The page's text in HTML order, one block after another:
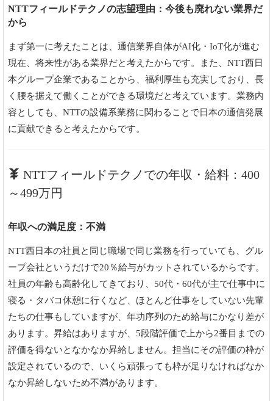
NTTフィールドテクノの志望理由：今後も廃れない業界だ
から
まず第一に考えたことは、通信業界自体がAI化・IoT化が進む
現在、将来性がある業界だと考えたからです。また、NTT西日
本グループ企業であることから、福利厚生も充実しており、長
く腰を据えて働くことができる環境だと考えています。業務内
容としても、NTTの設備系業務に関わることで日本の通信発展
に貢献できると考えたからです。
NTTフィールドテクノでの年収・給料：400
～499万円
年収への満足度：不満
NTT西日本の社員と同じ職場で同じ業務を行っていても、グル
ープ会社というだけで20％給与がカットされているからです。
社員の年齢も高齢化してきており、50代・60代が主で仕事中に
寝る・タバコ休憩に行くなど、ほとんど仕事をしていない先輩
たちの仕事もしていますが、年功序列のため給与にかなり差が
あります。昇給はありますが、5段階評価で上から2番目までの
評価を得ないとなかなか昇給しません。担当にその評価の枠が
設定されているので、いくら頑張っても枠が足りなければなか
なか昇給しないため不満があります。